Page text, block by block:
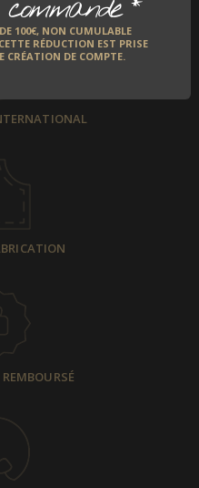
commande
100€, NON CUMULABLE
RÉDUCTION EST PRISE
CRÉATION DE COMPTE.